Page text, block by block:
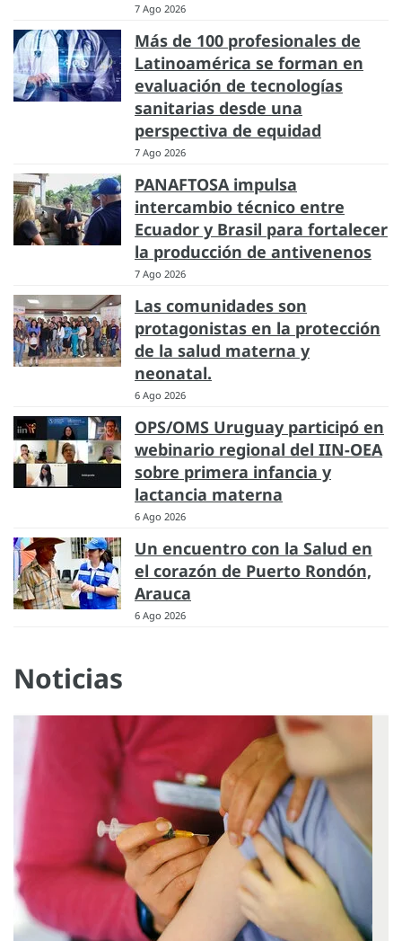
7 Ago 2026
Más de 100 profesionales de
Latinoamérica se forman en
evaluación de tecnologías
sanitarias desde una
perspectiva de equidad
7 Ago 2026
PANAFTOSA impulsa
intercambio técnico entre
Ecuador y Brasil para fortalecer
la producción de antivenenos
7 Ago 2026
Las comunidades son
protagonistas en la protección
de la salud materna y
neonatal.
6 Ago 2026
OPS/OMS Uruguay participó en
webinario regional del IIN-OEA
sobre primera infancia y
lactancia materna
6 Ago 2026
Un encuentro con la Salud en
el corazón de Puerto Rondón,
Arauca
6 Ago 2026
Noticias